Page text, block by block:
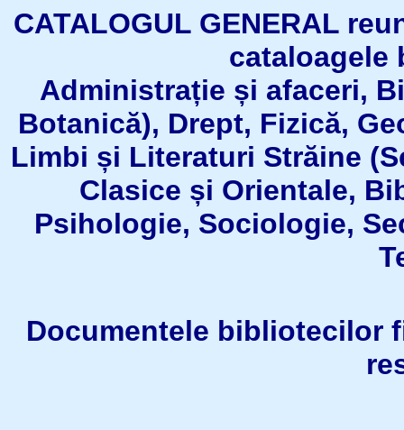
CATALOGUL GENERAL
Administrație și afaceri,
Botanică), Drept, Fizică,
Limbi și Literaturi Străine
Clasice și Orientale,
Psihologie, Sociologie,
Documentele bibliotecilor